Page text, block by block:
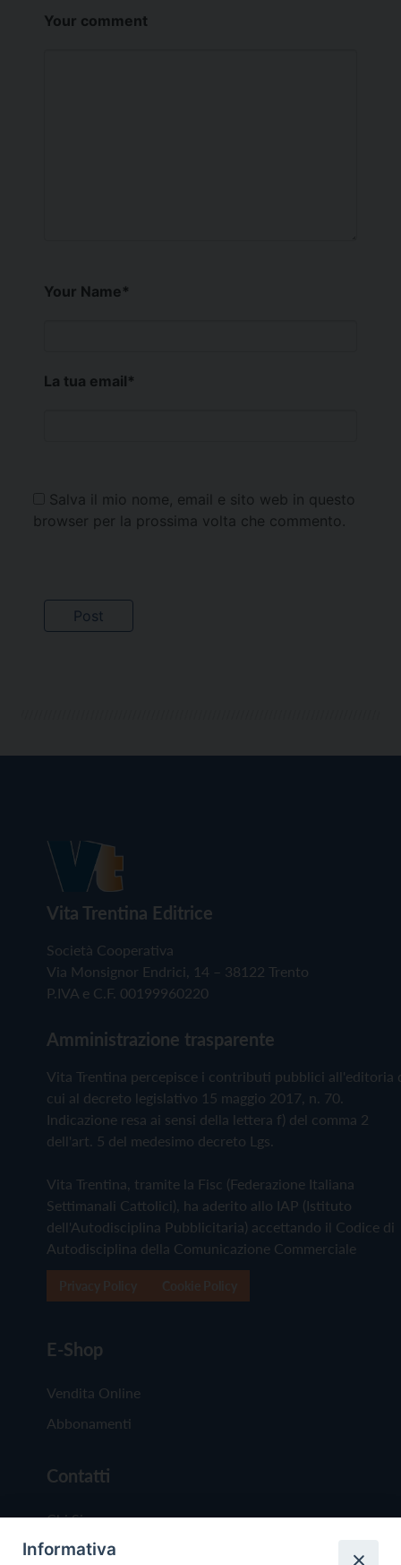
Your comment
Your Name*
La tua email*
Salva il mio nome, email e sito web in questo
browser per la prossima volta che commento.
Vita Trentina Editrice
Società Cooperativa
Via Monsignor Endrici, 14 – 38122 Trento
P.IVA e C.F. 00199960220
Amministrazione trasparente
Vita Trentina percepisce i contributi pubblici all'editoria
cui al decreto legislativo 15 maggio 2017, n. 70.
Indicazione resa ai sensi della lettera f) del comma 2
dell'art. 5 del medesimo decreto Lgs.
Vita Trentina, tramite la Fisc (Federazione Italiana
Settimanali Cattolici), ha aderito allo IAP (Istituto
dell'Autodisciplina Pubblicitaria) accettando il Codice di
Autodisciplina della Comunicazione Commerciale
E-Shop
Vendita Online
Abbonamenti
Contatti
Chi Siamo
Redazione
Informativa